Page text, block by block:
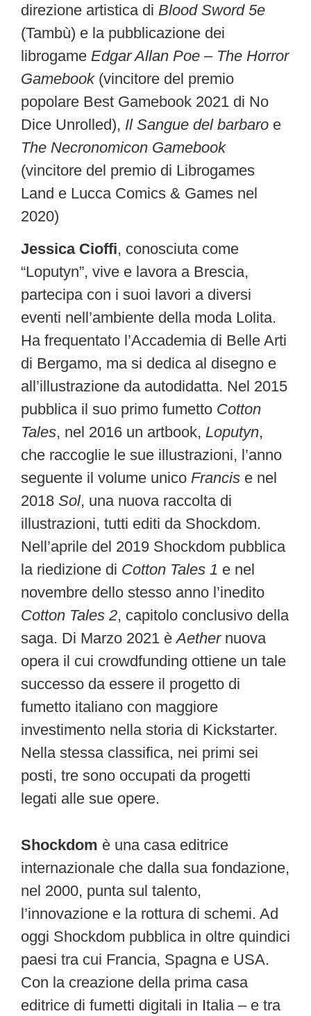
direzione artistica di Blood Sword 5e
(Tambù) e la pubblicazione dei
librogame Edgar Allan Poe – The Horror
Gamebook(vincitore del premio
popolare Best Gamebook 2021 di No
Dice Unrolled), Il Sangue del barbaro e
The Necronomicon Gamebook
(vincitore del premio di Librogames
Land e Lucca Comics & Games nel
2020)
Jessica Cioffi, conosciuta come
“Loputyn”, vive e lavora a Brescia,
partecipa con i suoi lavori a diversi
eventi nell’ambiente della moda Lolita.
Ha frequentato l’Accademia di Belle Arti
di Bergamo, ma si dedica al disegno e
all’illustrazione da autodidatta. Nel 2015
pubblica il suo primo fumetto Cotton
Tales, nel 2016 un artbook, Loputyn,
che raccoglie le sue illustrazioni, l’anno
seguente il volume unico Francis e nel
2018 Sol, una nuova raccolta di
illustrazioni, tutti editi da Shockdom.
Nell’aprile del 2019 Shockdom pubblica
la riedizione di Cotton Tales 1 e nel
novembre dello stesso anno l’inedito
Cotton Tales 2, capitolo conclusivo della
saga. Di Marzo 2021 èAethernuova
opera il cui crowdfunding ottiene un tale
successo da essere il progetto di
fumetto italiano con maggiore
investimento nella storia di Kickstarter.
Nella stessa classifica, nei primi sei
posti, tre sono occupati da progetti
legati alle sue opere.
Shockdom è una casa editrice
internazionale che dalla sua fondazione,
nel 2000, punta sul talento,
l’innovazione e la rottura di schemi. Ad
oggi Shockdom pubblica in oltre quindici
paesi tra cui Francia, Spagna e USA.
Con la creazione della prima casa
editrice di fumetti digitali in Italia – e tra